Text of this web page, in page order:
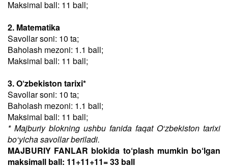
Maksimal ball: 11 ball;
2. Matematika
Savollar soni: 10 ta;
Baholash mezoni: 1.1 ball;
Maksimal ball: 11 ball;
3. O‘zbekiston tarixi*
Savollar soni: 10 ta;
Baholash mezoni: 1.1 ball;
Maksimal ball: 11 ball;
* Majburiy blokning ushbu fanida faqat O‘zbekiston tarixi
bo‘yicha savollar beriladi.
MAJBURIY FANLAR blokida to‘plash mumkin bo‘lgan
maksimall ball: 11+11+11= 33 ball